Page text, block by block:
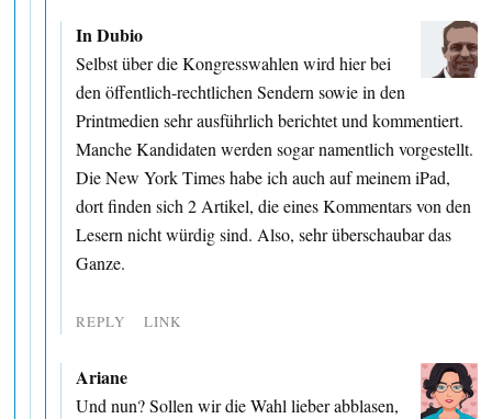
In Dubio
Selbst über die Kongresswahlen wird hier bei
den öffentlich-rechtlichen Sendern sowie in den
Printmedien sehr ausführlich berichtet und kommentiert.
Manche Kandidaten werden sogar namentlich vorgestellt.
Die New York Times habe ich auch auf meinem iPad,
dort finden sich 2 Artikel, die eines Kommentars von den
Lesern nicht würdig sind. Also, sehr überschaubar das
Ganze.
REPLY LINK
Ariane
Und nun? Sollen wir die Wahl lieber abblasen,